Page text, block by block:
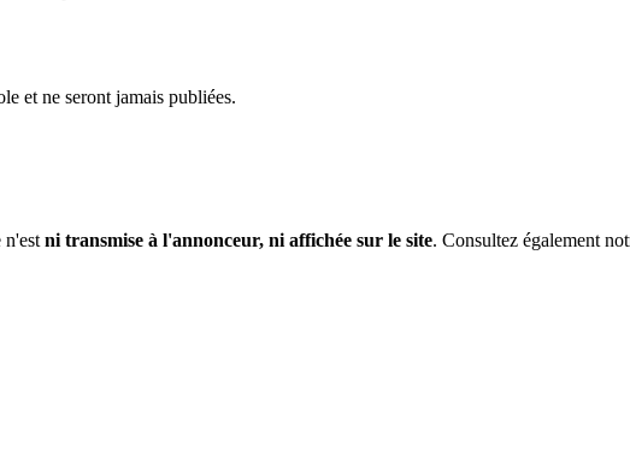
et ne seront jamais publiées.
n'est ni transmise à l'annonceur, ni affichée sur le site. Consultez également